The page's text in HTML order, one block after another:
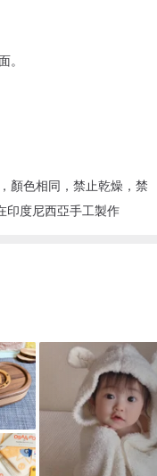
。
顏色相同，禁止乾燥，禁
印度尼西亞手工製作